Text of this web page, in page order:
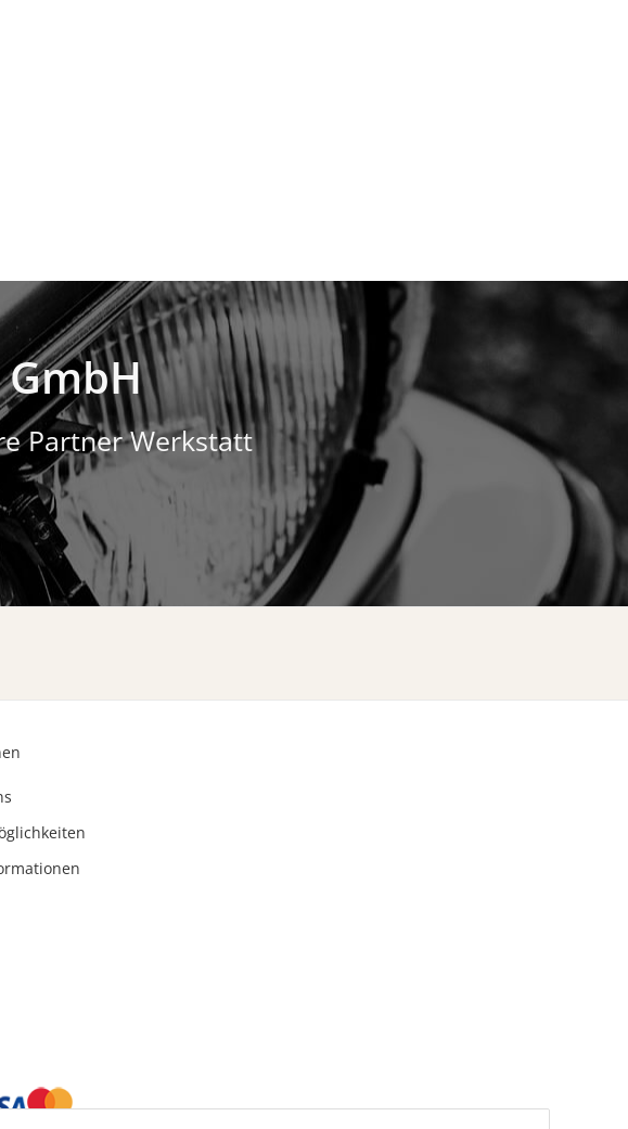
Partner Werkstatt